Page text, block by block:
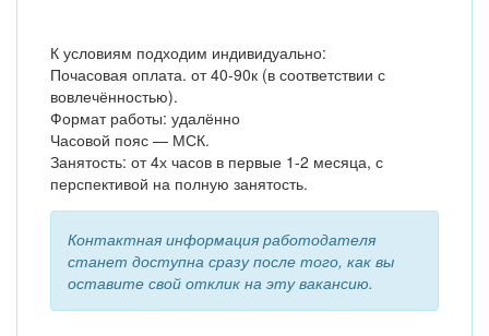
К условиям подходим индивидуально:
Почасовая оплата. от 40-90к (в соответствии с
вовлечённостью).
Формат работы: удалённо
Часовой пояс — МСК.
Занятость: от 4х часов в первые 1-2 месяца, с
перспективой на полную занятость.
Контактная информация работодателя
станет доступна сразу после того, как вы
оставите свой отклик на эту вакансию.